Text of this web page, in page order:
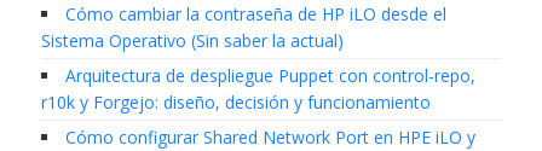
Cómo cambiar la contraseña de HP iLO desde el
Sistema Operativo (Sin saber la actual)
Arquitectura de despliegue Puppet con control-repo,
r10k y Forgejo: diseño, decisión y funcionamiento
Cómo configurar Shared Network Port en HPE iLO y